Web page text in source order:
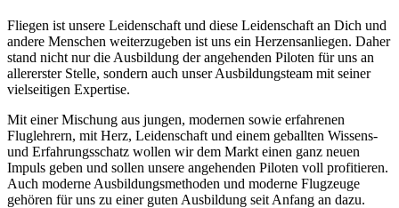
Fliegen ist unsere Leidenschaft und diese Leidenschaft an Dich und
andere Menschen weiterzugeben ist uns ein Herzensanliegen. Daher
stand nicht nur die Ausbildung der angehenden Piloten für uns an
allererster Stelle, sondern auch unser Ausbildungsteam mit seiner
vielseitigen Expertise.
Mit einer Mischung aus jungen, modernen sowie erfahrenen
Fluglehrern, mit Herz, Leidenschaft und einem geballten Wissens-
und Erfahrungsschatz wollen wir dem Markt einen ganz neuen
Impuls geben und sollen unsere angehenden Piloten voll profitieren.
Auch moderne Ausbildungsmethoden und moderne Flugzeuge
gehören für uns zu einer guten Ausbildung seit Anfang an dazu.